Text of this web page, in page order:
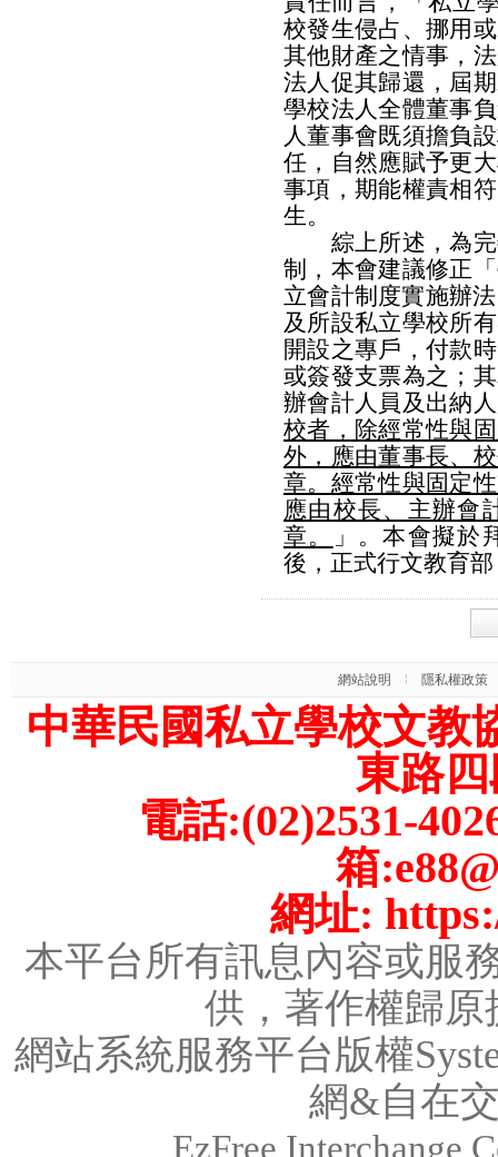
校發生侵占、挪用
其他財產之情事，
法人促其歸還，屆
學校法人全體董事
人董事會既須擔負
任，自然應賦予更
事項，期能權責相
生。
綜上所述，為完
制，本會建議修正
立會計制度實施辦
及所設私立學校所
開設之專戶，付款
或簽發支票為之；
辦會計人員及出納
校者，除經常性與
外，應由董事長、
章。經常性與固定
應由校長、主辦會
章。
」。本會擬於
後，正式行文教育
網站說明 隱私權政策
中華民國私立學校文
東路四
電話:(02)2531-
箱
網址:
本平台所有訊息內容或服
供，著作權歸
網站系統服務平台版權
網&自在
EzFree Interchange